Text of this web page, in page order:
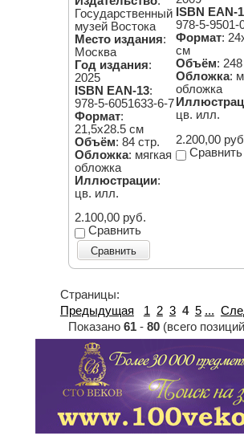
Государственный
музей Востока
Место издания:
Москва
Год издания:
2025
ISBN EAN-13:
978-5-6051633-6-7
Формат:
21,5х28.5 см
Объём: 84 стр.
Обложка: мягкая
обложка
Иллюстрации:
цв. илл.
2.100,00 руб.
Сравнить
ISBN EAN-
978-5-9501-
Формат:
см
Объём:
Обложка:
обложка
цв. илл.
2.200,00
Сравнить
Сравнить
Страницы:
Предыдущая
1 2 3 4 5 ...
Показано61 -80 (всего